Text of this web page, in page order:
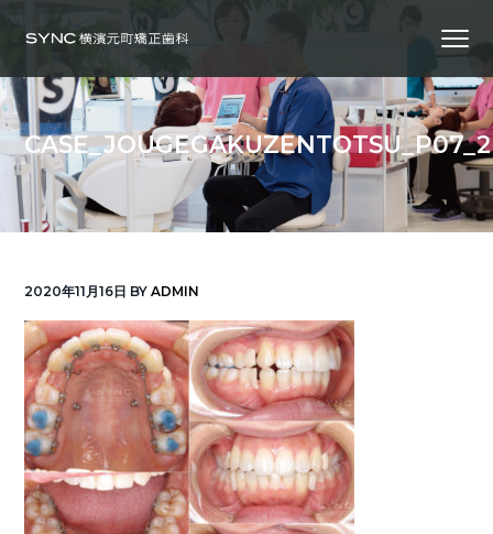
i
p
t
o
i
p
t
o
i
p
t
o
SYNC横浜元町矯正歯科
横
浜
の
矯
正
歯
科
専
門
土
日
横
浜
な
と
み
ら
い
線
「元
町
中
華
街
駅」
徒
歩
1
分
CASE_JOUGEGAKUZENTOTSU_P07_2
2020年11月16日 BYADMIN